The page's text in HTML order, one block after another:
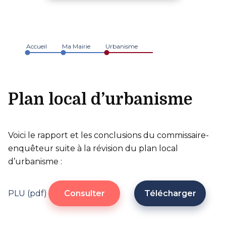
Accueil Ma Mairie Urbanisme
Plan local d’urbanisme
Voici le rapport et les conclusions du commissaire-
enquêteur suite à la révision du plan local
d’urbanisme :
PLU (pdf) Consulter Télécharger